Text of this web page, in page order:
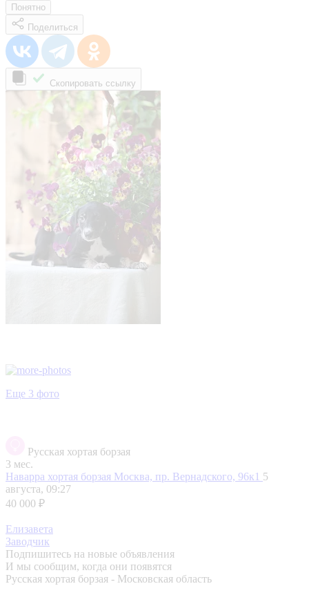
Понятно
Поделиться
Скопировать ссылку
Еще 3 фото
Русская хортая борзая
3 мес.
Наварра хортая борзая Москва, пр. Вернадского, 96к1 5
августа, 09:27
40 000 ₽
Елизавета
Заводчик
Подпишитесь на новые объявления
И мы сообщим, когда они появятся
Русская хортая борзая - Московская область